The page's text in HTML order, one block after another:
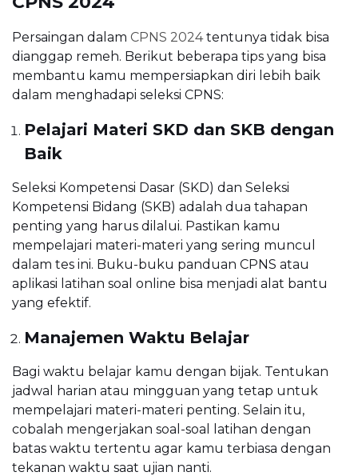
Persaingan dalam CPNS 2024tentunya tidak bisa
dianggap remeh. Berikut beberapa tips yang bisa
membantu kamu mempersiapkan diri lebih baik
dalam menghadapi seleksi CPNS:
Pelajari Materi SKD dan SKB dengan
Baik
Seleksi Kompetensi Dasar (SKD) dan Seleksi
Kompetensi Bidang (SKB) adalah dua tahapan
penting yang harus dilalui. Pastikan kamu
mempelajari materi-materi yang sering muncul
dalam tes ini. Buku-buku panduan CPNS atau
aplikasi latihan soal online bisa menjadi alat bantu
yang efektif.
Manajemen Waktu Belajar
Bagi waktu belajar kamu dengan bijak. Tentukan
jadwal harian atau mingguan yang tetap untuk
mempelajari materi-materi penting. Selain itu,
cobalah mengerjakan soal-soal latihan dengan
batas waktu tertentu agar kamu terbiasa dengan
tekanan waktu saat ujian nanti.